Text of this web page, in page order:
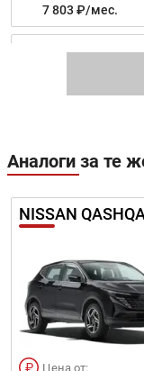
7 803 ₽/мес.
FOCUS ХЭТЧБЕК
Цена от:
757 310 ₽
В кредит от:
FOCUS
Аналоги за те
NISSAN
Цена от: